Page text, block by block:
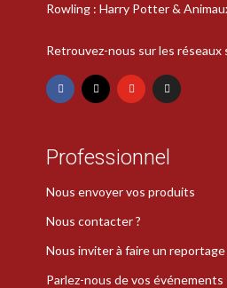
Rowling : Harry Potter &
Retrouvez-nous sur les réseaux
Professionnel
Nous envoyer vos produits
Nous contacter ?
Nous inviter à faire un reportage
Parlez-nous de vos événements